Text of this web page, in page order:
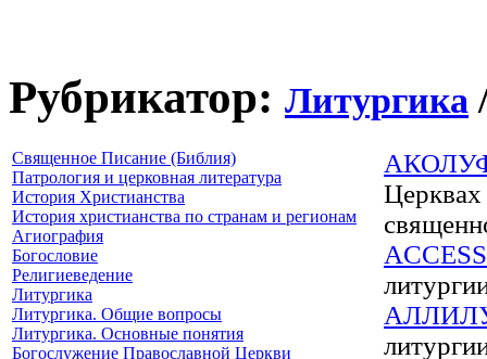
Рубрикатор: Литургика
Священное Писание (Библия)
Патрология и церковная литература
История Христианства
История христианства по странам и регионам
Агиография
Богословие
Религиеведение
Литургика
Литургика. Общие вопросы
Литургика. Основные понятия
Богослужение Православной Церкви